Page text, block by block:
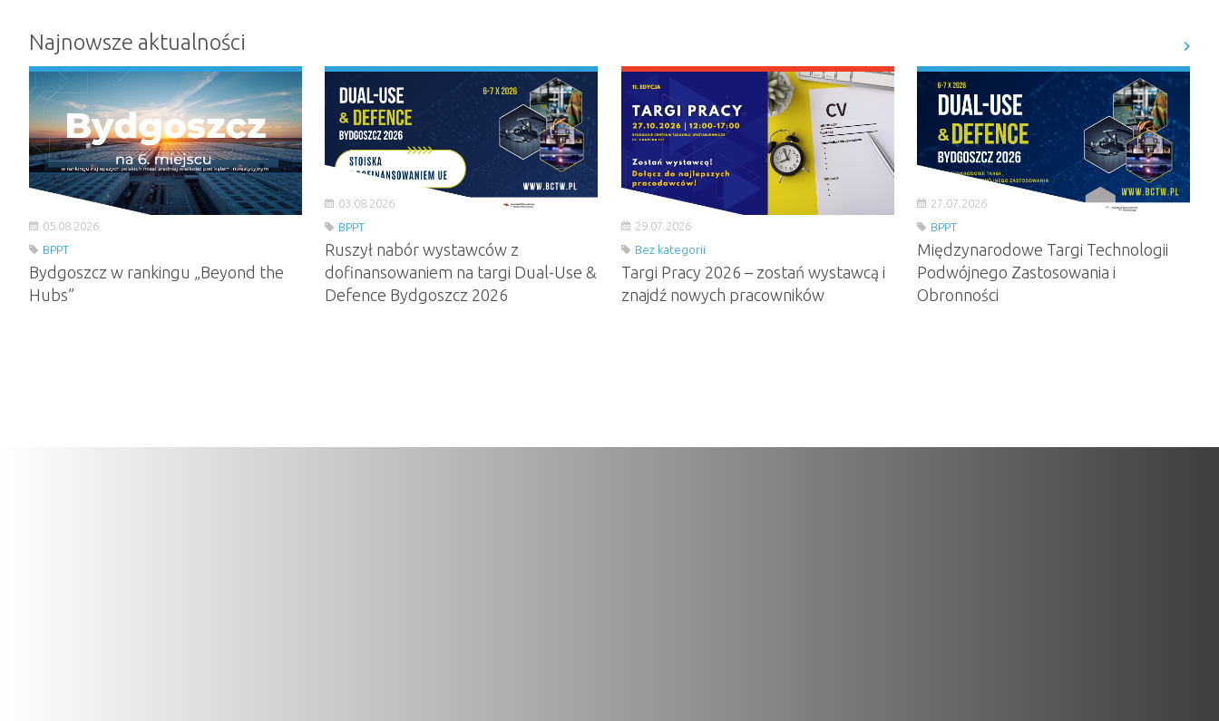
Najnowsze aktualności
05.08.2026
BPPT
Bydgoszcz w rankingu „Beyond the
Hubs”
03.08.2026
BPPT
Ruszył nabór wystawców z
dofinansowaniem na targi Dual-Use &
Defence Bydgoszcz 2026
29.07.2026
Bez kategorii
Targi Pracy 2026 – zostań wystawcą i
znajdź nowych pracowników
27.07.2026
BPPT
Międzynarodowe Targi Technologii
Podwójnego Zastosowania i
Obronności